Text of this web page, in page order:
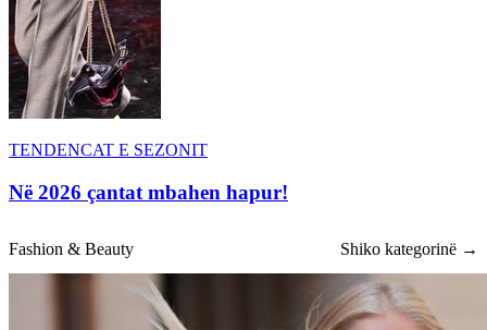
TENDENCAT E SEZONIT
Në 2026 çantat mbahen hapur!
Fashion & Beauty Shiko kategorinë →